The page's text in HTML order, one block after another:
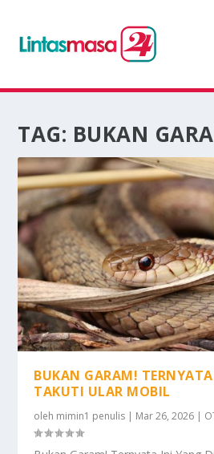
TAG: BUKAN
BUKAN GARAM!
TAKUTI ULAR MOBIL
oleh mimin1 penulis | Mar 26, 2026 |